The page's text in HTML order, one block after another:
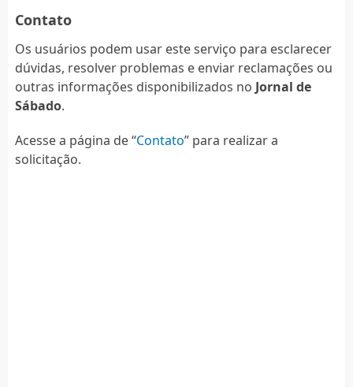
Contato
Os usuários podem usar este serviço para esclarecer
dúvidas, resolver problemas e enviar reclamações ou
outras informações disponibilizados no Jornal de
Sábado.
Acesse a página de “Contato” para realizar a
solicitação.